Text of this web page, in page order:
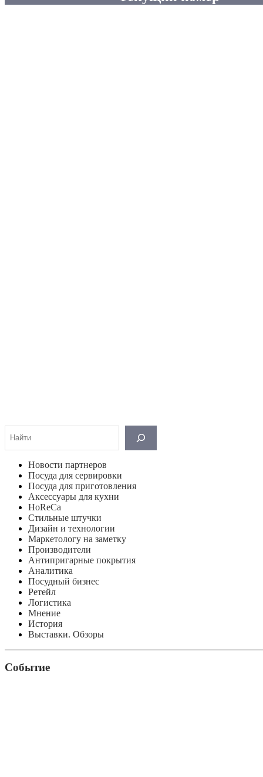
Новости партнеров
Посуда для сервировки
Посуда для приготовления
Аксессуары для кухни
HoReCa
Стильные штучки
Дизайн и технологии
Маркетологу на заметку
Производители
Антипригарные покрытия
Аналитика
Посудный бизнес
Ретейл
Логистика
Мнение
История
Выставки. Обзоры
Событие